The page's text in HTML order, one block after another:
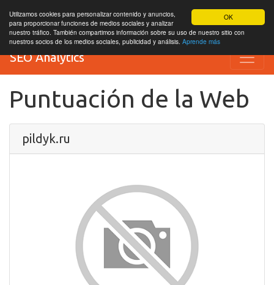
OK
Utilizamos cookies para personalizar contenido y anuncios,
para proporcionar funciones de medios sociales y analizar
nuestro tráfico. También compartimos información sobre su uso de nuestro sitio con
nuestros socios de los medios sociales, publicidad y análisis. Aprende más
SEO Analytics
Puntuación de la Web
pildyk.ru